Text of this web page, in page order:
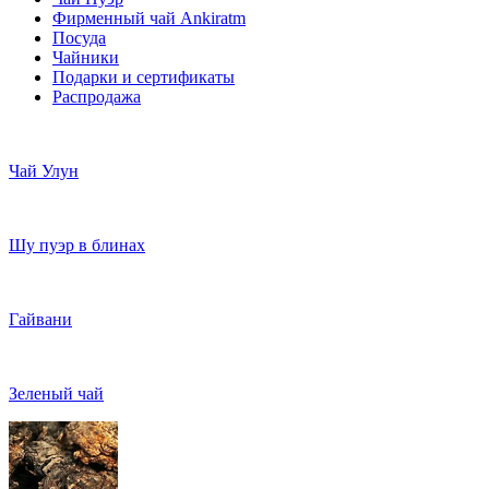
Фирменный чай Ankiratm
Посуда
Чайники
Подарки и сертификаты
Распродажа
Чай Улун
Шу пуэр в блинах
Гайвани
Зеленый чай